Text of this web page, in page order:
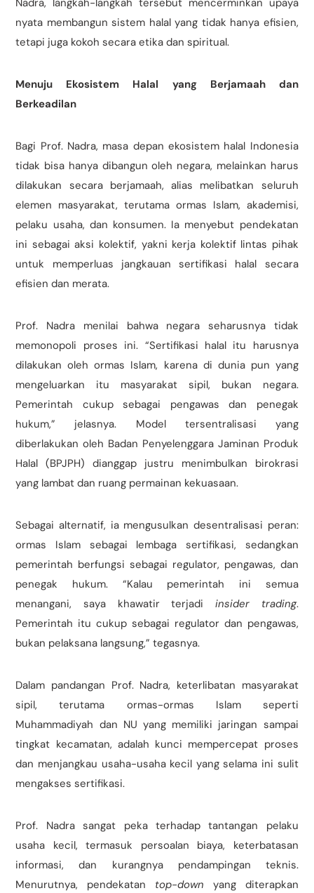
Nadra, langkah-langkah tersebut mencerminkan upaya
nyata membangun sistem halal yang tidak hanya efisien,
tetapi juga kokoh secara etika dan spiritual.
Menuju Ekosistem Halal yang Berjamaah dan
Berkeadilan
Bagi Prof. Nadra, masa depan ekosistem halal Indonesia
tidak bisa hanya dibangun oleh negara, melainkan harus
dilakukan secara berjamaah, alias melibatkan seluruh
elemen masyarakat, terutama ormas Islam, akademisi,
pelaku usaha, dan konsumen. Ia menyebut pendekatan
ini sebagai aksi kolektif, yakni kerja kolektif lintas pihak
untuk memperluas jangkauan sertifikasi halal secara
efisien dan merata.
Prof. Nadra menilai bahwa negara seharusnya tidak
memonopoli proses ini. “Sertifikasi halal itu harusnya
dilakukan oleh ormas Islam, karena di dunia pun yang
mengeluarkan itu masyarakat sipil, bukan negara.
Pemerintah cukup sebagai pengawas dan penegak
hukum,” jelasnya. Model tersentralisasi yang
diberlakukan oleh Badan Penyelenggara Jaminan Produk
Halal (BPJPH) dianggap justru menimbulkan birokrasi
yang lambat dan ruang permainan kekuasaan.
Sebagai alternatif, ia mengusulkan desentralisasi peran:
ormas Islam sebagai lembaga sertifikasi, sedangkan
pemerintah berfungsi sebagai regulator, pengawas, dan
penegak hukum. “Kalau pemerintah ini semua
menangani, saya khawatir terjadi insider trading.
Pemerintah itu cukup sebagai regulator dan pengawas,
bukan pelaksana langsung,” tegasnya.
Dalam pandangan Prof. Nadra, keterlibatan masyarakat
sipil, terutama ormas-ormas Islam seperti
Muhammadiyah dan NU yang memiliki jaringan sampai
tingkat kecamatan, adalah kunci mempercepat proses
dan menjangkau usaha-usaha kecil yang selama ini sulit
mengakses sertifikasi.
Prof. Nadra sangat peka terhadap tantangan pelaku
usaha kecil, termasuk persoalan biaya, keterbatasan
informasi, dan kurangnya pendampingan teknis.
Menurutnya, pendekatan top-down yang diterapkan